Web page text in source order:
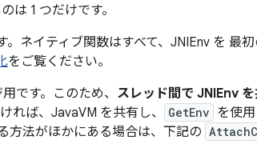
は 1 つだけです。
ネイティブ関数はすべて、JNIEnv を 最
をご覧ください。
です。このため、 スレッド間で JNIEnv
れば、JavaVM を共有し、
GetEnv を使
方法がほかにある場合は、下記の